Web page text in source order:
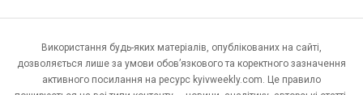
Використання будь-яких матеріалів, опублікованих на сайті,
дозволяється лише за умови обов’язкового та коректного зазначення
активного посилання на ресурс kyivweekly.com. Це правило